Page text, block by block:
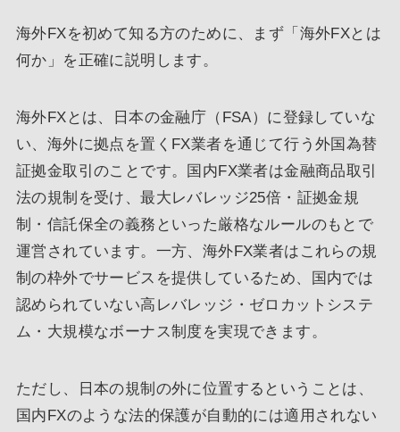
海外FXを初めて知る方のために、まず「海外FXとは
何か」を正確に説明します。
海外FXとは、日本の金融庁（FSA）に登録していな
い、海外に拠点を置くFX業者を通じて行う外国為替
証拠金取引のことです。国内FX業者は金融商品取引
法の規制を受け、最大レバレッジ25倍・証拠金規
制・信託保全の義務といった厳格なルールのもとで
運営されています。一方、海外FX業者はこれらの規
制の枠外でサービスを提供しているため、国内では
認められていない高レバレッジ・ゼロカットシステ
ム・大規模なボーナス制度を実現できます。
ただし、日本の規制の外に位置するということは、
国内FXのような法的保護が自動的には適用されない